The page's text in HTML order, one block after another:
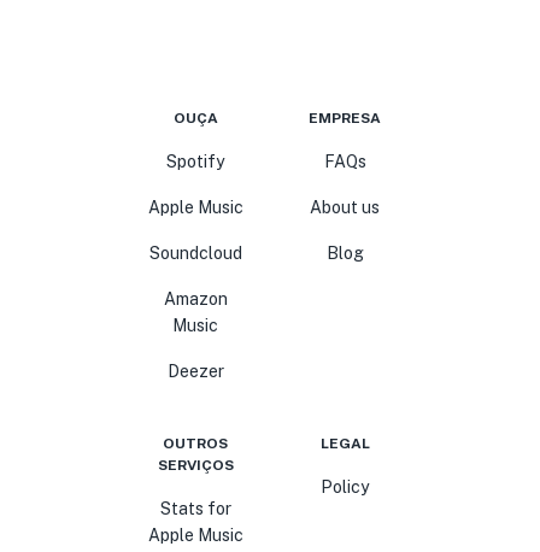
OUÇA
Spotify
Apple Music
Soundcloud
Amazon
Music
Deezer
EMPRESA
FAQs
About us
Blog
OUTROS
SERVIÇOS
Stats for
Apple Music
LEGAL
Policy